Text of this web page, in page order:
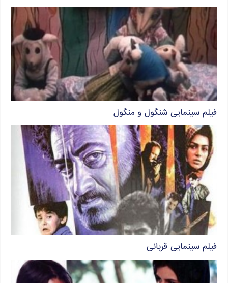
فیلم سینمایی شنگول و منگول
فیلم سینمایی قربانی